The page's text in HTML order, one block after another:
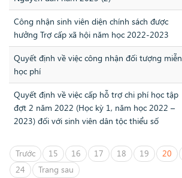
Công nhận sinh viên diện chính sách được
hưởng Trợ cấp xã hội năm học 2022-2023
Quyết định về việc công nhận đối tượng miễn
học phí
Quyết định về việc cấp hỗ trợ chi phí học tập
đợt 2 năm 2022 (Học kỳ 1, năm học 2022 –
2023) đối với sinh viên dân tộc thiểu số
Trước 15 16 17 18 19 20
24
Trang sau